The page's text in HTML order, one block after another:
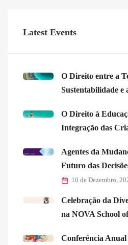
Latest Events
O Direito entre a
Sustentabilidade e
O Direito à
Integração das
Agentes da
Futuro das
10 de Dezembro,
Celebração da
na NOVA School
Conferência